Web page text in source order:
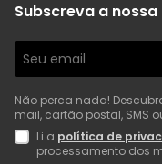
Subscreva a
Não perca nada!
mail, cartão postal, SMS
Li a política de
processamento dos